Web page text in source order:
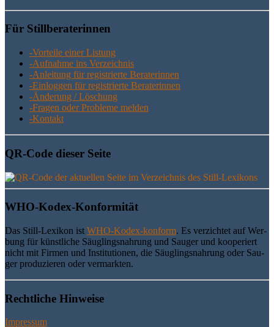
Für Still­be­ra­te­rin­nen
-Vor­tei­le einer Listung
-Auf­nah­me ins Verzeichnis
-Anlei­tung für regis­trier­te Beraterinnen
-Ein­log­gen für regis­trier­te Beraterinnen
-Ände­rung / Löschung
-Fra­gen oder Pro­ble­me melden
-Kon­takt
QR-Code die­ser Seite
WHO-Kodex-Kon­for­mi­tät
Das Still-Lexi­kon ist WHO-Kodex-kon­form. Es ver­zich­tet auf Wer­
bung für künst­li­che Säug­lings­nah­rung und Sau­ger und koope­riert
nicht mit Fir­men und Insti­tu­tio­nen, die Säug­lings­nah­rung oder Sau­
ger pro­du­zie­ren oder vermarkten.
Recht­li­che Hinweise
Impressum